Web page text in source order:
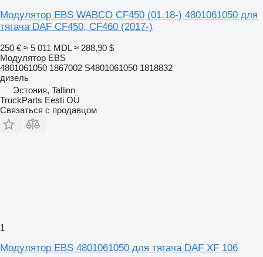
Модулятор EBS WABCO CF450 (01.18-) 4801061050 для
тягача DAF CF450, CF460 (2017-)
250 € ≈ 5 011 MDL ≈ 288,90 $
Модулятор EBS
4801061050 1867002 S4801061050 1818832
дизель
Эстония, Tallinn
TruckParts Eesti OÜ
Связаться с продавцом
1
Модулятор EBS 4801061050 для тягача DAF XF 106